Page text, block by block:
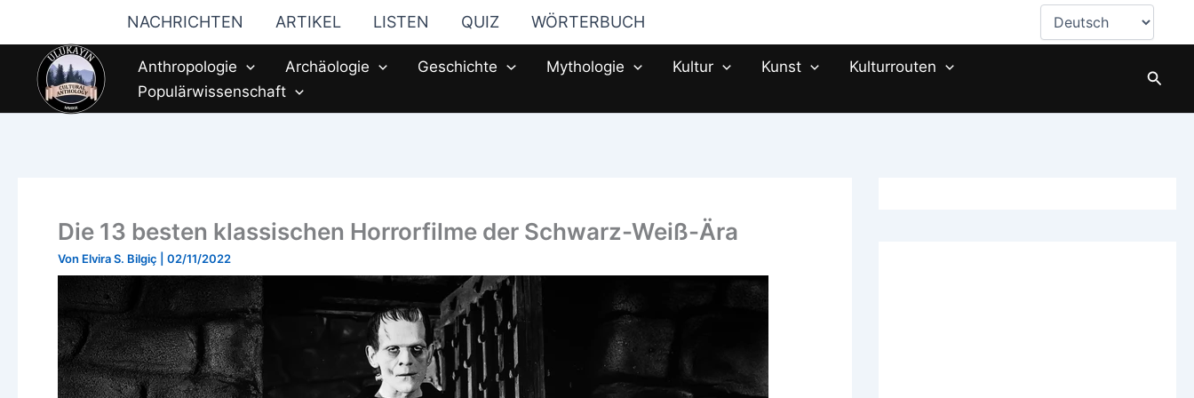
springen
NACHRICHTEN ARTIKEL LISTEN QUIZ WÖRTERBUCH
Sprache
auswählen
Anthropologie Archäologie Geschichte Mythologie Kultur Kunst
Kulturrouten
Populärwissenschaft
Die 13 besten klassischen Horrorfilme der Schwarz-Weiß-Ära
Von Elvira S. Bilgiç 02/11/2022